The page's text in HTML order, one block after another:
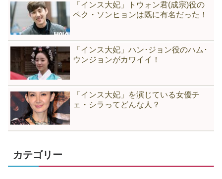
「インス大妃」トウォン君(成宗)役の
ペク・ソンヒョンは既に有名だった！
「インス大妃」ハン･ジョン役のハム･
ウンジョンがカワイイ！
「インス大妃」を演じている女優チ
ェ・シラってどんな人？
カテゴリー